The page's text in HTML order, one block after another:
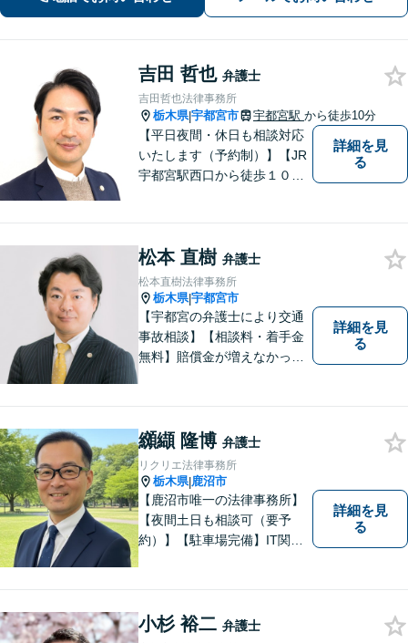
吉田 哲也 弁護士
吉田哲也法律事務所
栃木県|宇都宮市 宇都宮駅 から徒歩10分
【平日夜間・休日も相談対応
いたします（予約制）】【JR
宇都宮駅西口から徒歩１０
に対応いたします。ぜひ一度
ご相談ください。
詳細を見
る
松本 直樹 弁護士
松本直樹法律事務所
栃木県|宇都宮市
【宇都宮の弁護士により交通
事故相談】【相談料・着手金
無料】賠償金が増えなかった
う強い思いから，交通事故問
題に積極的に取り組んでいま
す。お気軽にお問い合わせく
ださい。
詳細を見
る
纐纈 隆博 弁護士
リクリエ法律事務所
栃木県|鹿沼市
【鹿沼市唯一の法律事務所】
【夜間土日も相談可（要予
約）】【駐車場完備】IT関連
せ下さい。
詳細を見
る
小杉 裕二 弁護士